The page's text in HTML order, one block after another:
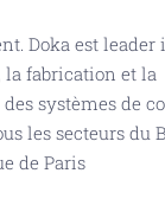
Doka est
fabrication et la
systèmes de
les secteurs du
de Paris